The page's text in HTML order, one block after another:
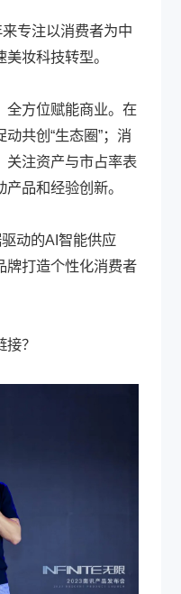
专注以消费者为中
妆科技转型。
全方位赋能商业。在
共创“生态圈”；消
关注资产与市占率表
品和经验创新。
动的AI智能供应
牌打造个性化消费者
？